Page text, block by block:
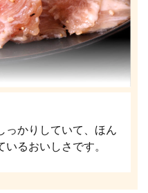
っかりしていて、ほん
るおいしさです。